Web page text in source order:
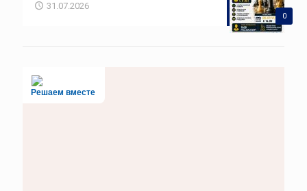
0
31.07.2026
Решаем вместе